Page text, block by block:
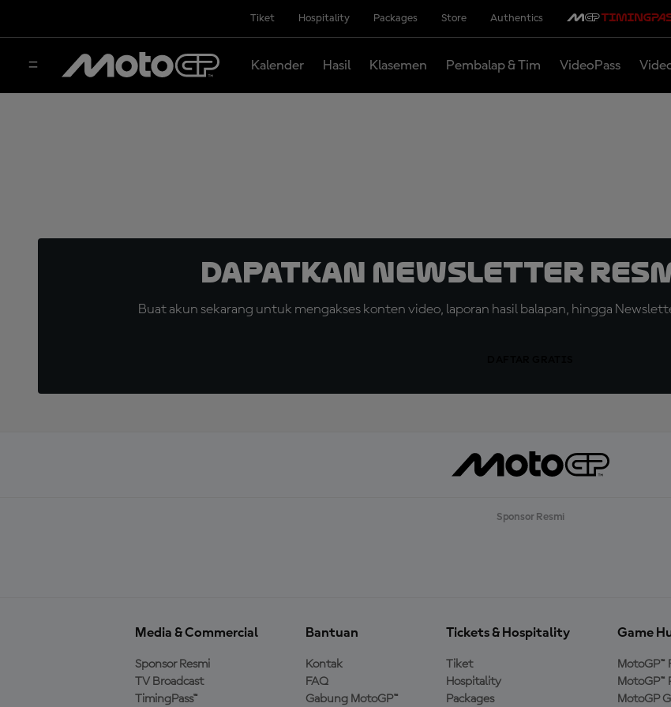
Tiket Hospitality Packages Store Authentics
Kalender Hasil Klasemen Pembalap & Tim VideoPass
Dapatkan Newsletter
Buat akun sekarang untuk mengakses konten video, laporan hasil balapan, hingga
Sponsor Resmi
Media & Commercial
Sponsor Resmi
TV Broadcast
TimingPass™
Bantuan
Kontak
FAQ
Gabung MotoGP™
Tickets & Hospitality
Tiket
Hospitality
Packages
Game
MotoGP™
MotoGP™
MotoGP